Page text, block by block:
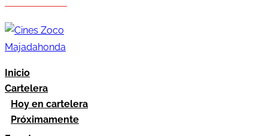
Inicio
Cartelera
Hoy en cartelera
Próximamente